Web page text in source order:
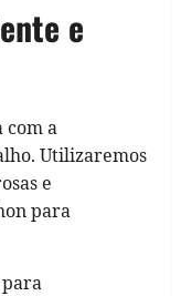
e
com a
Utilizaremos
e
para